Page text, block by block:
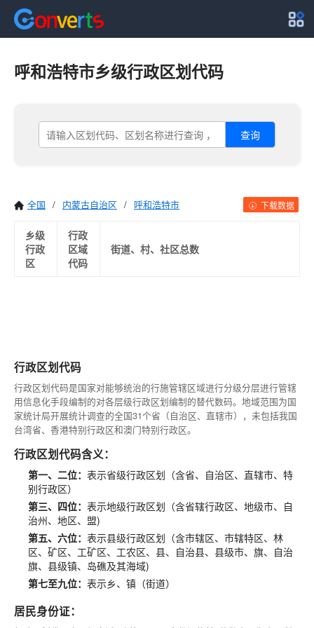
呼和浩特市乡级行政区划代码
查询
全国 / 内蒙古自治区 / 呼和浩特市 下载数据
乡级
行政
区
行政
区域
代码
街道、村、社区总数
行政区划代码
行政区划代码是国家对能够统治的行施管辖区域进行分级分层进行管辖
用信息化手段编制的对各层级行政区划编制的替代数码。地域范围为国
家统计局开展统计调查的全国31个省（自治区、直辖市），未包括我国
台湾省、香港特别行政区和澳门特别行政区。
行政区划代码含义：
第一、二位： 表示省级行政区划（含省、自治区、直辖市、特
别行政区）
第三、四位： 表示地级行政区划（含省辖行政区、地级市、自
治州、地区、盟)
第五、六位： 表示县级行政区划（含市辖区、市辖特区、林
区、矿区、工矿区、工农区、县、自治县、县级市、旗、自治
旗、县级镇、岛礁及其海域)
第七至九位： 表示乡、镇（街道）
居民身份证：